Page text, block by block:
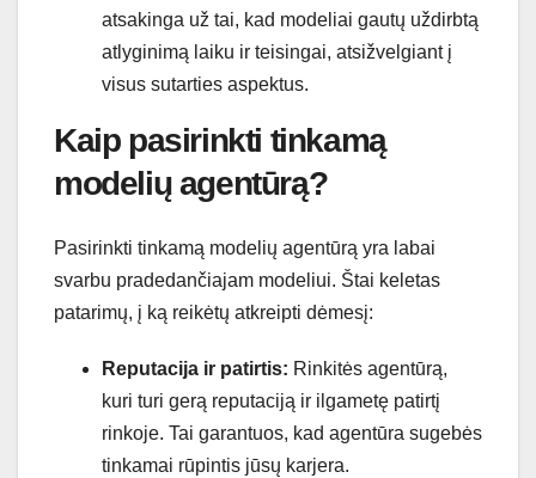
atsakinga už tai, kad modeliai gautų uždirbtą
atlyginimą laiku ir teisingai, atsižvelgiant į
visus sutarties aspektus.
Kaip pasirinkti tinkamą
modelių agentūrą?
Pasirinkti tinkamą modelių agentūrą yra labai
svarbu pradedančiajam modeliui. Štai keletas
patarimų, į ką reikėtų atkreipti dėmesį:
Reputacija ir patirtis: Rinkitės agentūrą,
kuri turi gerą reputaciją ir ilgametę patirtį
rinkoje. Tai garantuos, kad agentūra sugebės
tinkamai rūpintis jūsų karjera.